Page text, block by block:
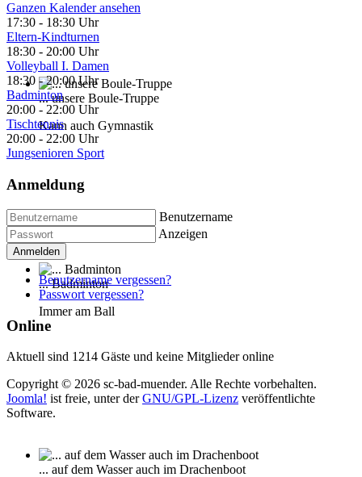
... unsere Boule-Truppe
Kann auch Gymnastik
... Badminton
Immer am Ball
... auf dem Wasser auch im Drachenboot
Ganzen Kalender ansehen
17:30 - 18:30 Uhr
Eltern-Kindturnen
18:30 - 20:00 Uhr
Volleyball I. Damen
18:30 -20:00 Uhr
Badminton
20:00 - 22:00 Uhr
Tischtennis
20:00 - 22:00 Uhr
Jungsenioren Sport
Anmeldung
Benutzername
Anzeigen
Anmelden
Benutzername vergessen?
Passwort vergessen?
Online
Aktuell sind 1214 Gäste und keine Mitglieder online
Copyright © 2026 sc-bad-muender. Alle Rechte vorbehalten.
Joomla! ist freie, unter derGNU/GPL-Lizenz veröffentlichte
Software.